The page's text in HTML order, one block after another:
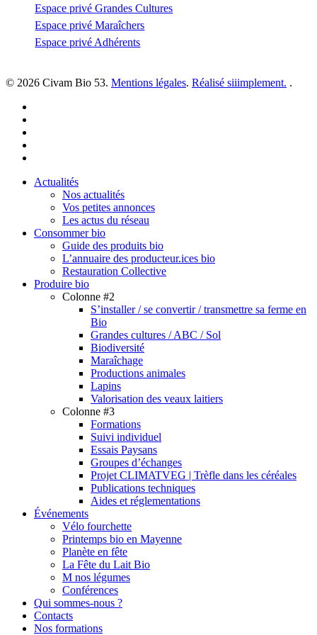
Espace privé Grandes Cultures
Espace privé Maraîchers
Espace privé Adhérents
© 2026 Civam Bio 53. Mentions légales. Réalisé siiimplement. .
Close
Actualités
Nos actualités
Vos petites annonces
Les actus du réseau
Consommer bio
Guide des produits bio
L’annuaire des producteur.ices bio
Restauration Collective
Produire bio
Colonne #2
S’installer / se convertir / transmettre sa ferme en
Bio
Grandes cultures / ABC / Sol
Biodiversité
Maraîchage
Productions animales
Lapins
Valorisation des veaux laitiers
Colonne #3
Formations
Suivi individuel
Essais Paysans
Groupes d’échanges
Projet CLIMATVEG | Trèfle dans les céréales
Publications techniques
Aides et réglementations
Événements
Vélo fourchette
Printemps bio en Mayenne
Planète en fête
La Fête du Lait Bio
M nos légumes
Conférences
Qui sommes-nous ?
Contacts
Nos formations